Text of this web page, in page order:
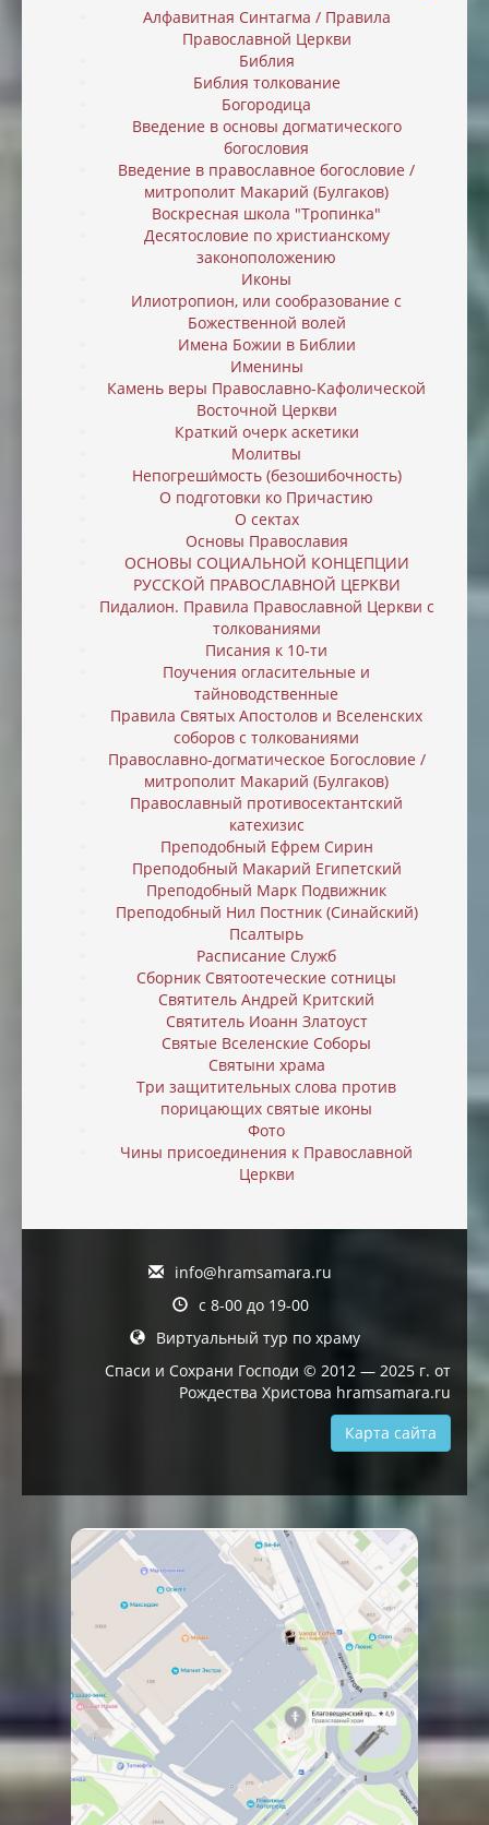
Алфавитная Синтагма / Правила
Православной Церкви
Библия
Библия толкование
Богородица
Введение в основы догматического
богословия
Введение в православное богословие /
митрополит Макарий (Булгаков)
Воскресная школа "Тропинка"
Десятословие по христианскому
законоположению
Иконы
Илиотропион, или cообразование с
Божественной волей
Имена Божии в Библии
Именины
Камень веры Православно-Кафолической
Восточной Церкви
Краткий очерк аскетики
Молитвы
Непогреши́мость (безошибочность)
О подготовки ко Причастию
О сектах
Основы Православия
ОСНОВЫ СОЦИАЛЬНОЙ КОНЦЕПЦИИ
РУССКОЙ ПРАВОСЛАВНОЙ ЦЕРКВИ
Пидалион. Правила Православной Церкви с
толкованиями
Писания к 10-ти
Поучения огласительные и
тайноводственные
Правила Святых Апостолов и Вселенских
соборов с толкованиями
Православно-догматическое Богословие /
митрополит Макарий (Булгаков)
Православный противосектантский
катехизис
Преподобный Ефрем Сирин
Преподобный Макарий Египетский
Преподобный Марк Подвижник
Преподобный Нил Постник (Синайский)
Псалтырь
Расписание Служб
Сборник Святоотеческие сотницы
Святитель Андрей Критский
Святитель Иоанн Златоуст
Святые Вселенские Соборы
Святыни храма
Три защитительных слова против
порицающих святые иконы
Фото
Чины присоединения к Православной
Церкви
info@hramsamara.ru
с 8-00 до 19-00
Виртуальный тур по храму
Спаси и Сохрани Господи © 2012 — 2025 г. от
Рождества Христова hramsamara.ru
Карта сайта